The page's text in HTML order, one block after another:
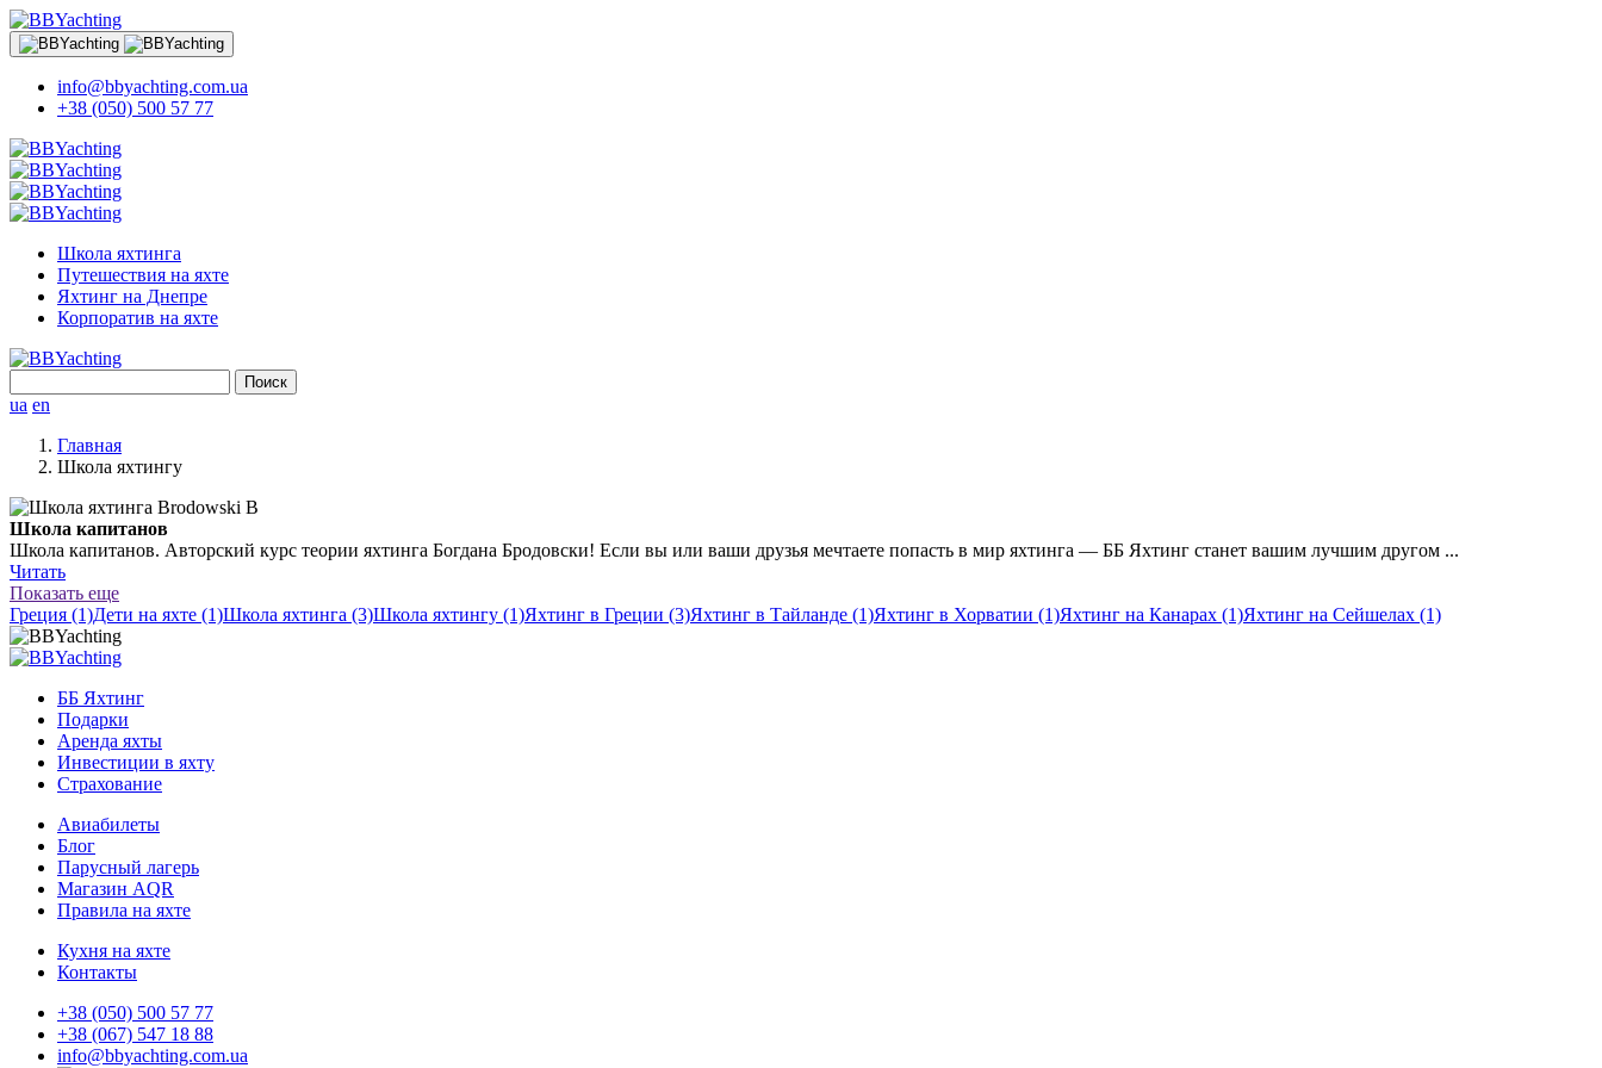
info@bbyachting.com.ua
+38 (050) 500 57 77
Школа яхтинга
Путешествия на яхте
Яхтинг на Днепре
Корпоратив на яхте
ua en
Главная
Школа яхтингу
Школа капитанов
Школа капитанов. Авторский курс теории яхтинга Богдана Бродовски! Если вы или ваши друзья мечтаете попасть в мир яхтинга — ББ Яхтинг станет вашим лучшим другом ...
Читать
Показать еще
Греция (1)Дети на яхте (1)Школа яхтинга (3)Школа яхтингу (1)Яхтинг в Греции (3)Яхтинг в Тайланде (1)Яхтинг в Хорватии (1)Яхтинг на Канарах (1)Яхтинг на Сейшелах (1)
ББ Яхтинг
Подарки
Аренда яхты
Инвестиции в яхту
Страхование
Авиабилеты
Блог
Парусный лагерь
Магазин AQR
Правила на яхте
Кухня на яхте
Контакты
+38 (050) 500 57 77
+38 (067) 547 18 88
info@bbyachting.com.ua